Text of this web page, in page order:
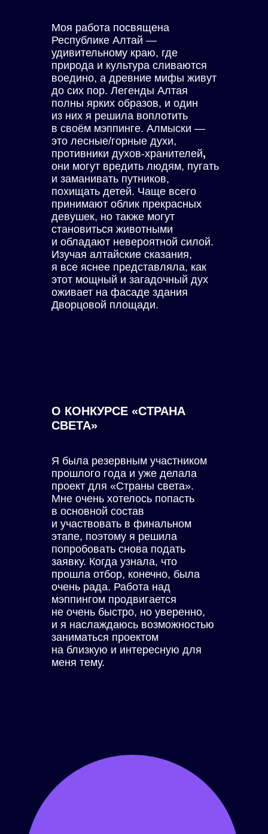
Моя работа посвящена
Республике Алтай —
удивительному краю, где
природа и культура сливаются
воедино, а древние мифы живут
до сих пор. Легенды Алтая
полны ярких образов, и один
из них я решила воплотить
в своём мэппинге. Алмыски —
это лесные/горные духи,
противники духов-хранителей,
они могут вредить людям, пугать
и заманивать путников,
похищать детей. Чаще всего
принимают облик прекрасных
девушек, но также могут
становиться животными
и обладают невероятной силой.
Изучая алтайские сказания,
я все яснее представляла, как
этот мощный и загадочный дух
оживает на фасаде здания
Дворцовой площади.
Я была резервным участником
прошлого года и уже делала
проект для «Страны света».
Мне очень хотелось попасть
в основной состав
и участвовать в финальном
этапе, поэтому я решила
попробовать снова подать
заявку. Когда узнала, что
прошла отбор, конечно, была
очень рада. Работа над
мэппингом продвигается
не очень быстро, но уверенно,
и я наслаждаюсь возможностью
заниматься проектом
на близкую и интересную для
меня тему.
О КОНКУРСЕ «СТРАНА
СВЕТА»